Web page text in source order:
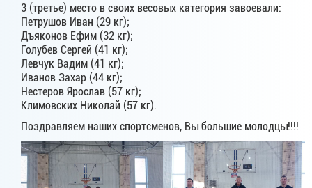
3 (третье) место в своих весовых категория завоевали:
Петрушов Иван (29 кг);
Дъяконов Ефим (32 кг);
Голубев Сергей (41 кг);
Левчук Вадим (41 кг);
Иванов Захар (44 кг);
Нестеров Ярослав (57 кг);
Климовских Николай (57 кг).
Поздравляем наших спортсменов, Вы большие молодцы!!!!